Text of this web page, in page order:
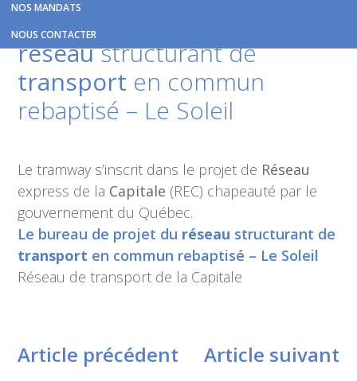
NOS MANDATS
NOUS CONTACTER
Le bureau de projet du
réseaustructurant de
transport en commun
rebaptisé – Le Soleil
Le tramway s’inscrit dans le projet de Réseau
express de la Capitale (REC) chapeauté par le
gouvernement du Québec.
Le bureau de projet du réseau structurant de
transport en commun rebaptisé – Le Soleil
Réseau de transport de la Capitale
Article précédent Article suivant